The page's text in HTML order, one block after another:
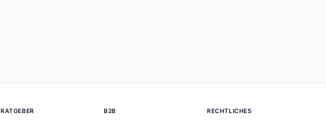
RATGEBER B2B RECHTLICHES